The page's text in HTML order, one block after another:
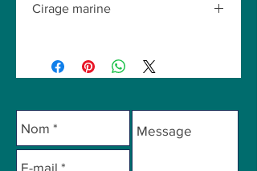
Cirage marine